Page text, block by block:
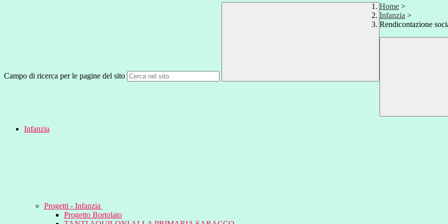
Campo di ricerca per le pagine del sito
Home >
Infanzia >
Rendicontazione
Infanzia
Progetti - Infanzia
Progetto Bortolato